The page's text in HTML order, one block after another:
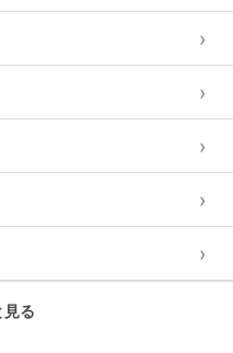
›
›
›
›
›
見る